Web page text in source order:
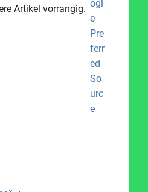
Artikel vorrangig.